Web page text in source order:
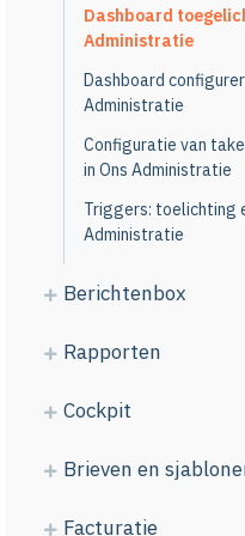
Dashboard
Administratie
Dashboard
Administratie
Configuratie van
in Ons Administratie
Triggers: toelichting
Administratie
Berichtenbox
Rapporten
Cockpit
Brieven en
Facturatie